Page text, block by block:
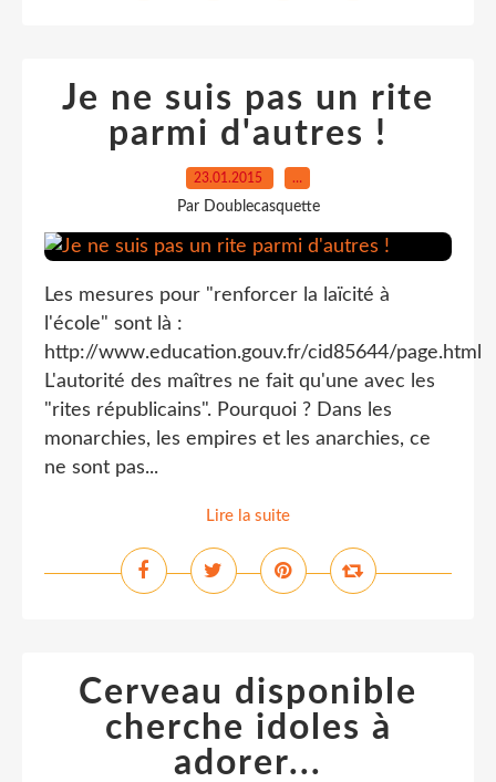
Je ne suis pas un rite
parmi d'autres !
23.01.2015 …
Par Doublecasquette
Les mesures pour "renforcer la laïcité à
l'école" sont là :
http://www.education.gouv.fr/cid85644/page.html
L'autorité des maîtres ne fait qu'une avec les
"rites républicains". Pourquoi ? Dans les
monarchies, les empires et les anarchies, ce
ne sont pas...
Lire la suite
Cerveau disponible
cherche idoles à
adorer...